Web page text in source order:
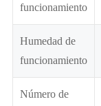
funcionamiento
Humedad de
funcionamiento
Número de